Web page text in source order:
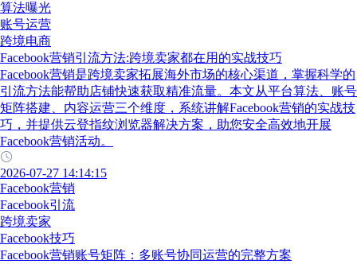
算法曝光
账号运营
跨境电商
Facebook营销引流方法:跨境卖家都在用的实战技巧
Facebook营销是跨境卖家拓展海外市场的核心渠道，掌握科学的
引流方法能帮助店铺快速获取精准流量。本文从平台算法、账号
矩阵搭建、内容运营三个维度，系统讲解Facebook营销的实战技
巧，并提供云登指纹浏览器解决方案，助您安全高效地开展
Facebook营销活动。
2026-07-27 14:14:15
Facebook营销
Facebook引流
跨境卖家
Facebook技巧
Facebook营销账号矩阵：多账号协同运营的完整方案